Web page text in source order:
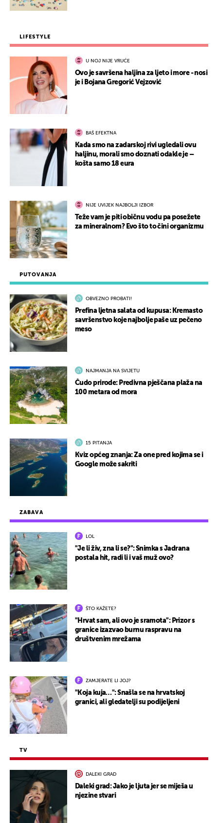
ZABAVA
LOL
"Je li živ, zna li se?": Snimka s Jadrana
postala hit, radi li i vaš muž ovo?
ŠTO KAŽETE?
"Hrvat sam, ali ovo je sramota": Prizor s
granice izazvao burnu raspravu na
društvenim mrežama
ZAMJERATE LI JOJ?
"Koja kuja…": Snašla se na hrvatskoj
granici, ali gledatelji su podijeljeni
TV
DALEKI GRAD
Daleki grad: Jako je ljuta jer se miješa u
njezine stvari
PUTOVANJA
OBVEZNO PROBATI!
Prefina ljetna salata od kupusa: Kremasto
savršenstvo koje najbolje paše uz pečeno
meso
NAJMANJA NA SVIJETU
Čudo prirode: Predivna pješčana plaža na
100 metara od mora
15 PITANJA
Kviz općeg znanja: Za one pred kojima se i
Google može sakriti
LIFESTYLE
U NOJ NIJE VRUĆE
Ovo je savršena haljina za ljeto i more - nosi
je i Bojana Gregorić Vejzović
BAŠ EFEKTNA
Kada smo na zadarskoj rivi ugledali ovu
haljinu, morali smo doznati odakle je –
košta samo 18 eura
NIJE UVIJEK NAJBOLJI IZBOR
Teže vam je piti običnu vodu pa posežete
za mineralnom? Evo što to čini organizmu